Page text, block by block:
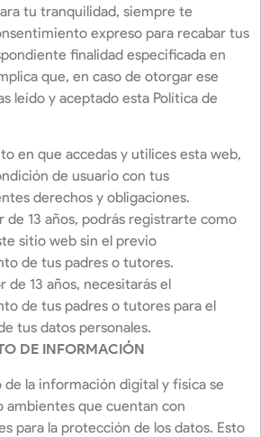
tu tranquilidad, siempre te
expreso para recabar tus
finalidad especificada en
que, en caso de otorgar ese
leído y aceptado esta Política de
en que accedas y utilices esta web,
de usuario con tus
derechos y obligaciones.
de 13 años, podrás registrarte como
sitio web sin el previo
de tus padres o tutores.
de 13 años, necesitarás el
de tus padres o tutores para el
tus datos personales.
DE INFORMACIÓN
de la información digital y física se
ambientes que cuentan con
para la protección de los datos. Esto